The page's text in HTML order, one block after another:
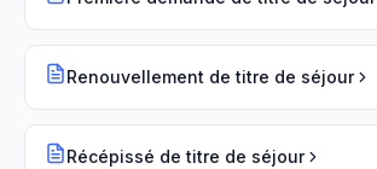
Renouvellement de titre de séjour
Récépissé de titre de séjour